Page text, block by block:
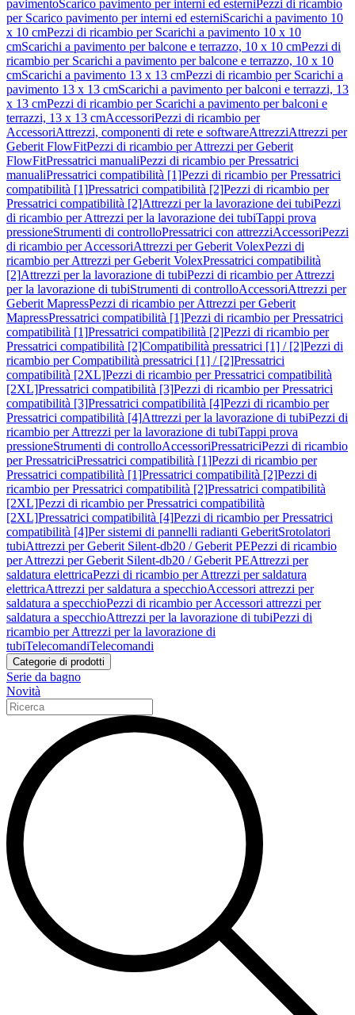
pavimentoScarico pavimento per interni ed esterniPezzi di ricambio
per Scarico pavimento per interni ed esterniScarichi a pavimento 10
x 10 cmPezzi di ricambio per Scarichi a pavimento 10 x 10
cmScarichi a pavimento per balcone e terrazzo, 10 x 10 cmPezzi di
ricambio per Scarichi a pavimento per balcone e terrazzo, 10 x 10
cmScarichi a pavimento 13 x 13 cmPezzi di ricambio per Scarichi a
pavimento 13 x 13 cmScarichi a pavimento per balconi e terrazzi, 13
x 13 cmPezzi di ricambio per Scarichi a pavimento per balconi e
terrazzi, 13 x 13 cmAccessoriPezzi di ricambio per
AccessoriAttrezzi, componenti di rete e softwareAttrezziAttrezzi per
Geberit FlowFitPezzi di ricambio per Attrezzi per Geberit
FlowFitPressatrici manualiPezzi di ricambio per Pressatrici
manualiPressatrici compatibilità [1]Pezzi di ricambio per Pressatrici
compatibilità [1]Pressatrici compatibilità [2]Pezzi di ricambio per
Pressatrici compatibilità [2]Attrezzi per la lavorazione dei tubiPezzi
di ricambio per Attrezzi per la lavorazione dei tubiTappi prova
pressioneStrumenti di controlloPressatrici con attrezziAccessoriPezzi
di ricambio per AccessoriAttrezzi per Geberit VolexPezzi di
ricambio per Attrezzi per Geberit VolexPressatrici compatibilità
[2]Attrezzi per la lavorazione di tubiPezzi di ricambio per Attrezzi
per la lavorazione di tubiStrumenti di controlloAccessoriAttrezzi per
Geberit MapressPezzi di ricambio per Attrezzi per Geberit
MapressPressatrici compatibilità [1]Pezzi di ricambio per Pressatrici
compatibilità [1]Pressatrici compatibilità [2]Pezzi di ricambio per
Pressatrici compatibilità [2]Compatibilità pressatrici [1] / [2]Pezzi di
ricambio per Compatibilità pressatrici [1] / [2]Pressatrici
compatibilità [2XL]Pezzi di ricambio per Pressatrici compatibilità
[2XL]Pressatrici compatibilità [3]Pezzi di ricambio per Pressatrici
compatibilità [3]Pressatrici compatibilità [4]Pezzi di ricambio per
Pressatrici compatibilità [4]Attrezzi per la lavorazione di tubiPezzi di
ricambio per Attrezzi per la lavorazione di tubiTappi prova
pressioneStrumenti di controlloAccessoriPressatriciPezzi di ricambio
per PressatriciPressatrici compatibilità [1]Pezzi di ricambio per
Pressatrici compatibilità [1]Pressatrici compatibilità [2]Pezzi di
ricambio per Pressatrici compatibilità [2]Pressatrici compatibilità
[2XL]Pezzi di ricambio per Pressatrici compatibilità
[2XL]Pressatrici compatibilità [4]Pezzi di ricambio per Pressatrici
compatibilità [4]Per sistemi di pannelli radianti GeberitSrotolatori
tubiAttrezzi per Geberit Silent-db20 / Geberit PEPezzi di ricambio
per Attrezzi per Geberit Silent-db20 / Geberit PEAttrezzi per
saldatura elettricaPezzi di ricambio per Attrezzi per saldatura
elettricaAttrezzi per saldatura a specchioAccessori attrezzi per
saldatura a specchioPezzi di ricambio per Accessori attrezzi per
saldatura a specchioAttrezzi per la lavorazione di tubiPezzi di
ricambio per Attrezzi per la lavorazione di
tubiTelecomandiTelecomandi
Categorie di prodotti
Serie da bagno
Novità